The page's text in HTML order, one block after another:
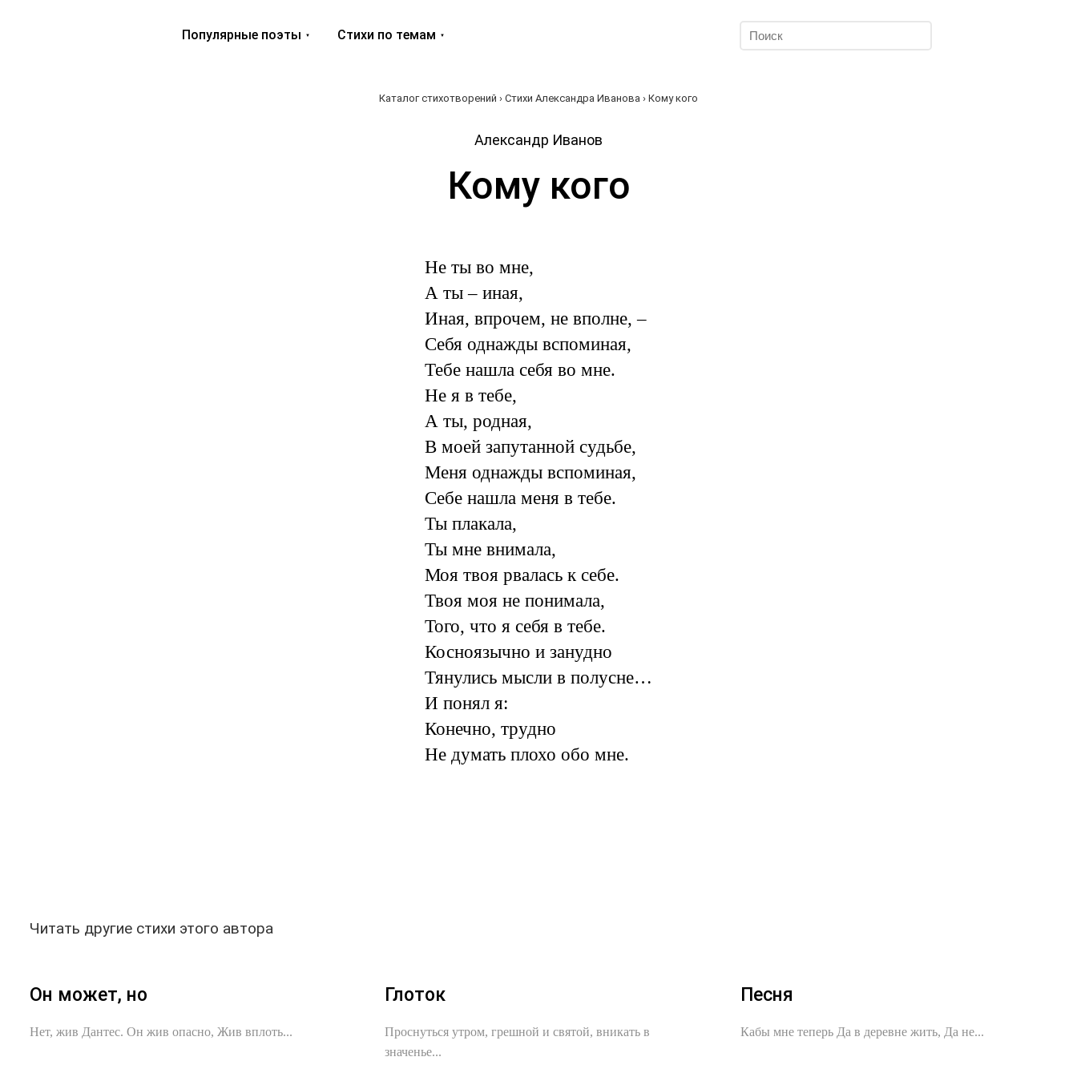
Популярные поэты Стихи по темам
Каталог стихотворений › Стихи Александра Иванова › Кому кого
Александр Иванов
Кому кого
Не ты во мне,
А ты – иная,
Иная, впрочем, не вполне, –
Себя однажды вспоминая,
Тебе нашла себя во мне.
Не я в тебе,
А ты, родная,
В моей запутанной судьбе,
Меня однажды вспоминая,
Себе нашла меня в тебе.
Ты плакала,
Ты мне внимала,
Моя твоя рвалась к себе.
Твоя моя не понимала,
Того, что я себя в тебе.
Косноязычно и занудно
Тянулись мысли в полусне…
И понял я:
Конечно, трудно
Не думать плохо обо мне.
Читать другие стихи этого автора
Он может, но
Нет, жив Дантес. Он жив опасно, Жив вплоть...
Глоток
Проснуться утром, грешной и святой, вникать в
значенье...
Песня
Кабы мне теперь Да в деревне жить, Да не...